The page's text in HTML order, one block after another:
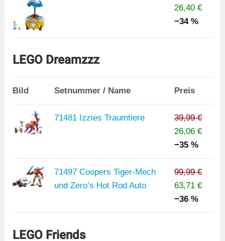
26,40 €
−34 %
LEGO Dreamzzz
Bild Setnummer / Name Preis
71481 Izzies Traumtiere
39,99 €
26,06 €
−35 %
71497 Coopers Tiger-Mech
und Zero’s Hot Rod Auto
99,99 €
63,71 €
−36 %
LEGO Friends